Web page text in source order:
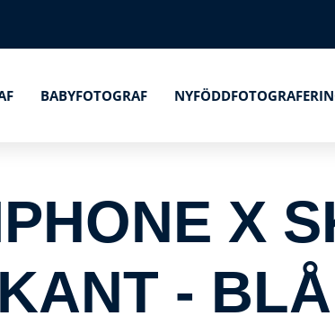
BABYFOTOGRAF
X
- BLÅ